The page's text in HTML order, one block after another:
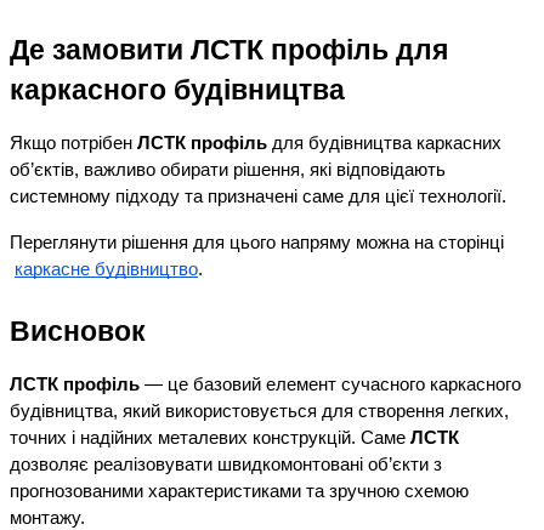
Де замовити ЛСТК профіль для
каркасного будівництва
Якщо потрібен ЛСТК профіль для будівництва каркасних
об’єктів, важливо обирати рішення, які відповідають
системному підходу та призначені саме для цієї технології.
Переглянути рішення для цього напряму можна на сторінці
каркасне будівництво.
Висновок
ЛСТК профіль — це базовий елемент сучасного каркасного
будівництва, який використовується для створення легких,
точних і надійних металевих конструкцій. Саме ЛСТК
дозволяє реалізовувати швидкомонтовані об’єкти з
прогнозованими характеристиками та зручною схемою
монтажу.